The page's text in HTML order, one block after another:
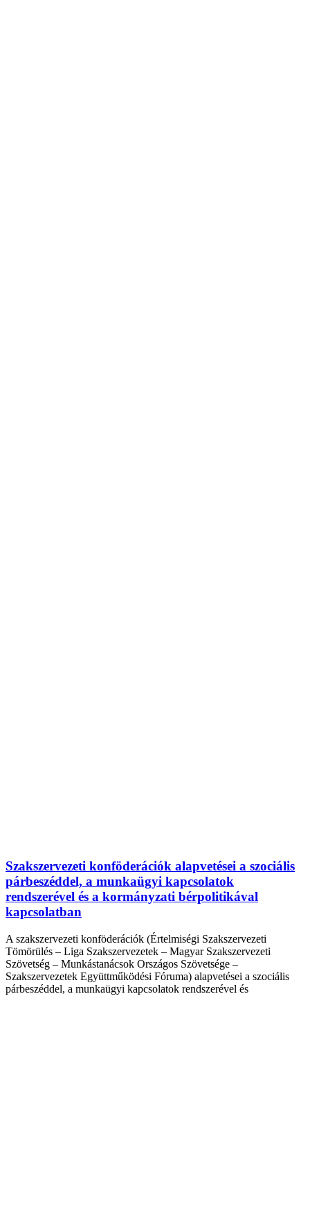
Szakszervezeti konföderációk alapvetései a szociális
párbeszéddel, a munkaügyi kapcsolatok
rendszerével és a kormányzati bérpolitikával
kapcsolatban
A szakszervezeti konföderációk (Értelmiségi Szakszervezeti
Tömörülés – Liga Szakszervezetek – Magyar Szakszervezeti
Szövetség – Munkástanácsok Országos Szövetsége –
Szakszervezetek Együttműködési Fóruma) alapvetései a szociális
párbeszéddel, a munkaügyi kapcsolatok rendszerével és